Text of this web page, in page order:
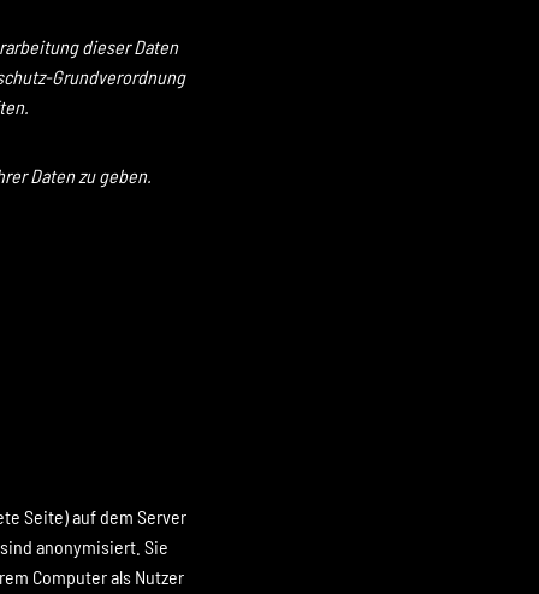
dieser Daten
Grundverordnung
Daten zu geben.
Seite) auf dem Server
anonymisiert. Sie
Computer als Nutzer